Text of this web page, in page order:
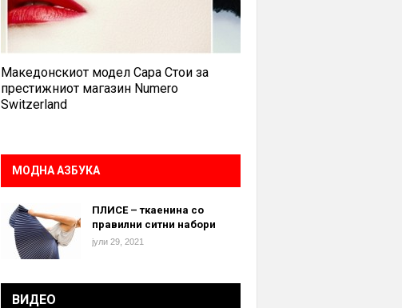
Македонскиот модел Сара Стои за
престижниот магазин Numero
Switzerland
МОДНА АЗБУКА
ПЛИСЕ – ткаенина со
правилни ситни набори
јули 29, 2021
ВИДЕО